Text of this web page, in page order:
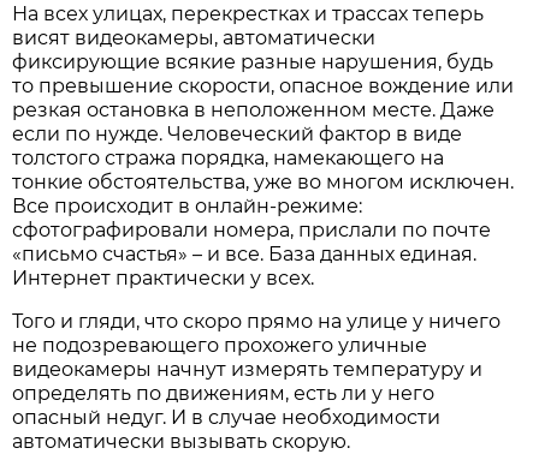
На всех улицах, перекрестках и трассах теперь
висят видеокамеры, автоматически
фиксирующие всякие разные нарушения, будь
то превышение скорости, опасное вождение или
резкая остановка в неположенном месте. Даже
если по нужде. Человеческий фактор в виде
толстого стража порядка, намекающего на
тонкие обстоятельства, уже во многом исключен.
Все происходит в онлайн-режиме:
сфотографировали номера, прислали по почте
«письмо счастья» – и все. База данных единая.
Интернет практически у всех.
Того и гляди, что скоро прямо на улице у ничего
не подозревающего прохожего уличные
видеокамеры начнут измерять температуру и
определять по движениям, есть ли у него
опасный недуг. И в случае необходимости
автоматически вызывать скорую.